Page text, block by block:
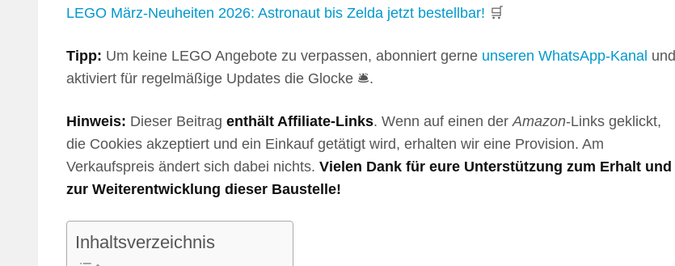
LEGO März-Neuheiten 2026: Astronaut bis Zelda jetzt bestellbar! 🛒
Tipp: Um keine LEGO Angebote zu verpassen, abonniert gerne unseren WhatsApp-Kanal und
aktiviert für regelmäßige Updates die Glocke 🛎️.
Hinweis: Dieser Beitrag enthält Affiliate-Links. Wenn auf einen derAmazon-Links geklickt,
die Cookies akzeptiert und ein Einkauf getätigt wird, erhalten wir eine Provision. Am
Verkaufspreis ändert sich dabei nichts. Vielen Dank für eure Unterstützung zum Erhalt und
zur Weiterentwicklung dieser Baustelle!
Inhaltsverzeichnis